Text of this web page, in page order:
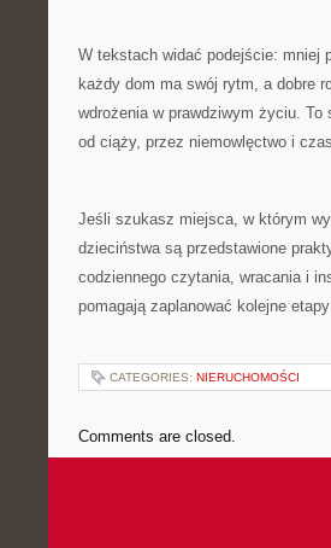
W tekstach widać podejście: mniej
każdy dom ma swój rytm, a dobre
wdrożenia w prawdziwym życiu.
od ciąży, przez niemowlęctwo i
Jeśli szukasz miejsca, w którym
dzieciństwa są przedstawione
codziennego czytania, wracania i
pomagają zaplanować kolejne
CATEGORIES: NIERUCHOMOŚCI
Comments are closed.